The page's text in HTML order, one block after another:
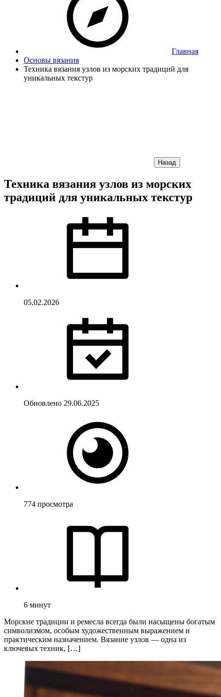
Главная
Основы вязания
Техника вязания узлов из морских традиций для
уникальных текстур
Назад
Техника вязания узлов из морских
традиций для уникальных текстур
05.02.2026
Обновлено 29.06.2025
774 просмотра
6 минут
Морские традиции и ремесла всегда были насыщены богатым
символизмом, особым художественным выражением и
практическим назначением. Вязание узлов — одна из
ключевых техник, […]